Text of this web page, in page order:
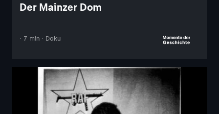
Der Mainzer Dom
· 7 min · Doku